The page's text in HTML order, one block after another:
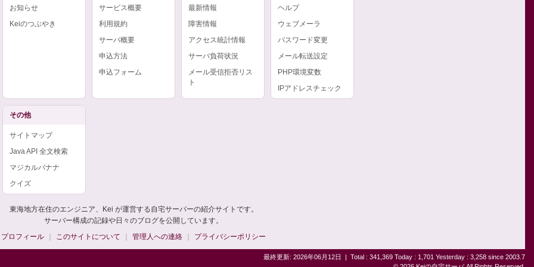
お知らせ
Keiのつぶやき
サービス概要
利用規約
サーバ概要
申込方法
申込フォーム
最新情報
障害情報
アクセス統計情報
サーバ負荷状況
メール受信拒否リス
ト
ヘルプ
ウェブメーラ
パスワード変更
メール転送設定
PHP環境変数
IPアドレスチェック
その他
サイトマップ
Java API 全文検索
マジカルバナナ
クイズ
東海地方在住のエンジニア、Kei が運営する自宅サーバーの紹介サイトです。
サーバー構成の記録や日々のブログを公開しています。
プロフィール
このサイトについて 管理人への連絡 プライバシーポリシー
最終更新: 2026年06月12日 | Total : 341,369 Today : 1,701 Yesterday : 3,258 since 2003.7